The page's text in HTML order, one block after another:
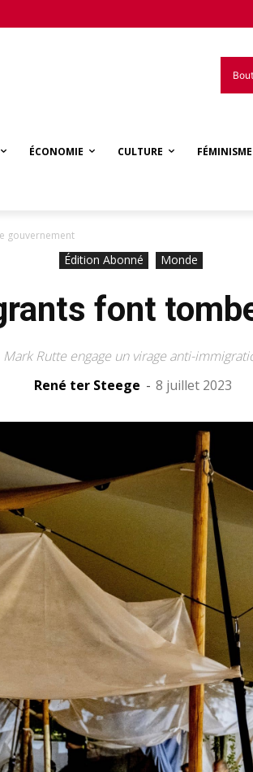
ÉCONOMIE CULTURE FÉMINISME
gouvernement
Édition Abonné Monde
font
Mark Rutte engage un virage anti-
René ter Steege - 8 juillet 2023